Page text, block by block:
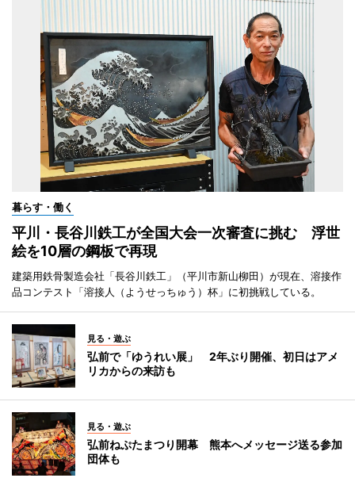
暮らす・働く
平川・長谷川鉄工が全国大会一次審査に挑む 浮世
絵を10層の鋼板で再現
建築用鉄骨製造会社「長谷川鉄工」（平川市新山柳田）が現在、溶接作
品コンテスト「溶接人（ようせっちゅう）杯」に初挑戦している。
見る・遊ぶ
弘前で「ゆうれい展」 2年ぶり開催、初日はアメ
リカからの来訪も
見る・遊ぶ
弘前ねぷたまつり開幕 熊本へメッセージ送る参加
団体も